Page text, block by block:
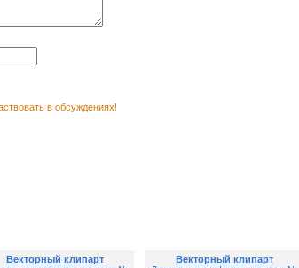
в обсуждениях!
Векторный клипарт
Векторный клипарт